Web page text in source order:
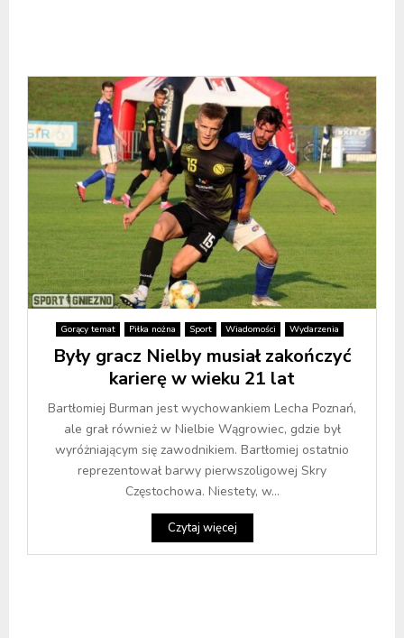
Gorący temat Piłka nożna Sport Wiadomości Wydarzenia
Były gracz Nielby musiał zakończyć
karierę w wieku 21 lat
Bartłomiej Burman jest wychowankiem Lecha Poznań,
ale grał również w Nielbie Wągrowiec, gdzie był
wyróżniającym się zawodnikiem. Bartłomiej ostatnio
reprezentował barwy pierwszoligowej Skry
Częstochowa. Niestety, w...
Czytaj więcej